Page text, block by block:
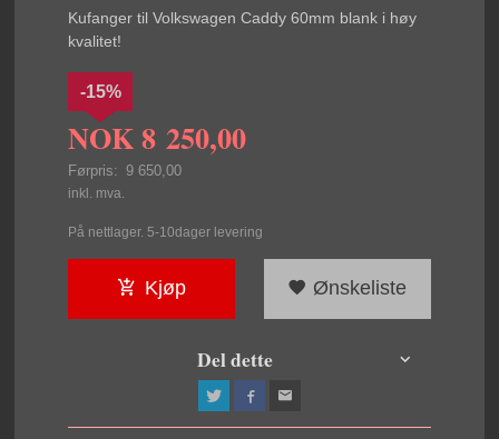
Kufanger til Volkswagen Caddy 60mm blank i høy
kvalitet!
NOK8 250,00
Førpris: 9 650,00
Rabatt
-15%
inkl. mva.
På nettlager. 5-10dager levering
Kjøp Ønskeliste
Del dette